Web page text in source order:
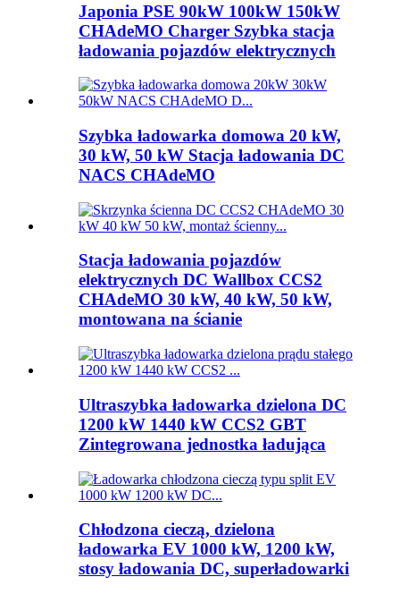
Japonia PSE 90kW 100kW 150kW
CHAdeMO Charger Szybka stacja
ładowania pojazdów elektrycznych
Szybka ładowarka domowa 20 kW,
30 kW, 50 kW Stacja ładowania DC
NACS CHAdeMO
Stacja ładowania pojazdów
elektrycznych DC Wallbox CCS2
CHAdeMO 30 kW, 40 kW, 50 kW,
montowana na ścianie
Ultraszybka ładowarka dzielona DC
1200 kW 1440 kW CCS2 GBT
Zintegrowana jednostka ładująca
Chłodzona cieczą, dzielona
ładowarka EV 1000 kW, 1200 kW,
stosy ładowania DC, superładowarki